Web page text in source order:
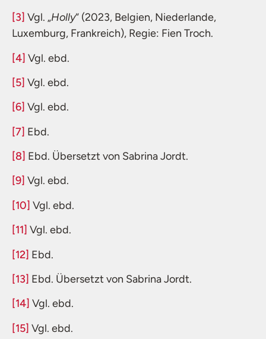
[3] Vgl. „Holly“ (2023, Belgien, Niederlande,
Luxemburg, Frankreich), Regie: Fien Troch.
[4] Vgl. ebd.
[5] Vgl. ebd.
[6] Vgl. ebd.
[7] Ebd.
[8] Ebd. Übersetzt von Sabrina Jordt.
[9] Vgl. ebd.
[10] Vgl. ebd.
[11] Vgl. ebd.
[12] Ebd.
[13] Ebd. Übersetzt von Sabrina Jordt.
[14] Vgl. ebd.
[15] Vgl. ebd.